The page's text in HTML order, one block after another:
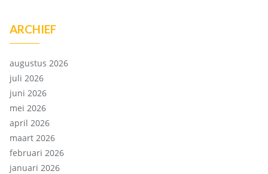
ARCHIEF
augustus 2026
juli 2026
juni 2026
mei 2026
april 2026
maart 2026
februari 2026
januari 2026